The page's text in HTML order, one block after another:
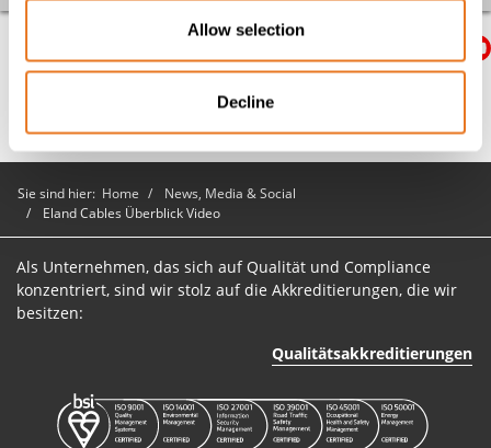
Allow selection
Decline
Zurück zum Anfang
Sie sind hier: Home
News, Media & Social
Eland Cables Überblick Video
Als Unternehmen, das sich auf Qualität und Compliance
konzentriert, sind wir stolz auf die Akkreditierungen, die wir
besitzen:
Qualitätsakkreditierungen